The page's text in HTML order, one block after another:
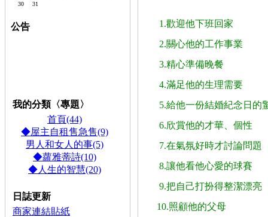
30
31
公告
我的分類〈專題〉
首頁(44)
◆屋主自租售急售(9)
男人和女人的事(5)
◆蘿雅蒂詩(10)
◆人生的智慧(20)
日誌更新
商家連結貼紙
1.歡迎他下班回家
2.關心他的工作事業
3.精心準備晚餐
4.滿足他的生理需要
5.給他一份結婚紀念日的
6.欣賞他的才華、個性
7.在氣氛好時才討論問題
8.讓他看他心愛的球賽
9.把自己打扮得整潔漂亮
10.照顧他的父母